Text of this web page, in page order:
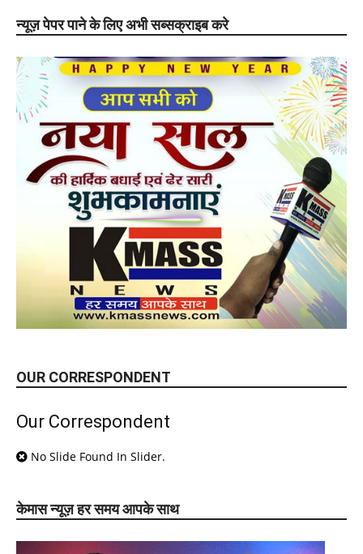
न्यूज़ पेपर पाने के लिए अभी सब्सक्राइब करे
OUR CORRESPONDENT
Our Correspondent
No Slide Found In Slider.
केमास न्यूज़ हर समय आपके साथ